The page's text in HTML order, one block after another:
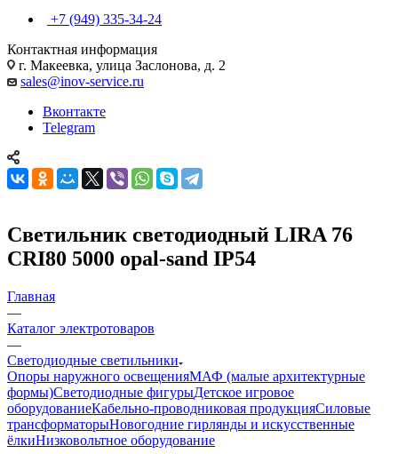
+7 (949) 335-34-24
Контактная информация
г. Макеевка, улица Заслонова, д. 2
sales@inov-service.ru
Вконтакте
Telegram
Светильник светодиодный LIRA 76
CRI80 5000 opal-sand IP54
Главная
—
Каталог электротоваров
—
Светодиодные светильники
Опоры наружного освещенияМАФ (малые архитектурные
формы)Светодиодные фигурыДетское игровое
оборудованиеКабельно-проводниковая продукцияСиловые
трансформаторыНовогодние гирлянды и искусственные
ёлкиНизковольтное оборудование